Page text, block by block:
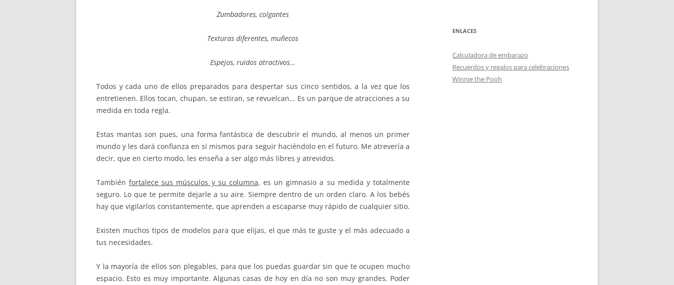
Zumbadores, colgantes
Texturas diferentes, muñecos
Espejos, ruidos atractivos…
Todos y cada uno de ellos preparados para despertar sus cinco sentidos, a la vez que los
entretienen. Ellos tocan, chupan, se estiran, se revuelcan… Es un parque de atracciones a su
medida en toda regla.
Estas mantas son pues, una forma fantástica de descubrir el mundo, al menos un primer
mundo y les dará confianza en si mismos para seguir haciéndolo en el futuro. Me atrevería a
decir, que en cierto modo, les enseña a ser algo más libres y atrevidos.
Tambiénfortalece sus músculos y su columna, es un gimnasio a su medida y totalmente
seguro. Lo que te permite dejarle a su aire. Siempre dentro de un orden claro. A los bebés
hay que vigilarlos constantemente, que aprenden a escaparse muy rápido de cualquier sitio.
Existen muchos tipos de modelos para que elijas, el que más te guste y el más adecuado a
tus necesidades.
Y la mayoría de ellos son plegables, para que los puedas guardar sin que te ocupen mucho
espacio. Esto es muy importante. Algunas casas de hoy en día no son muy grandes. Poder
ENLACES
Calculadora de embarazo
Recuerdos y regalos para celebraciones
Winnie the Pooh